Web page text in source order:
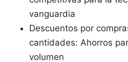
vanguardia
Descuentos por
cantidades: Ahorros
volumen